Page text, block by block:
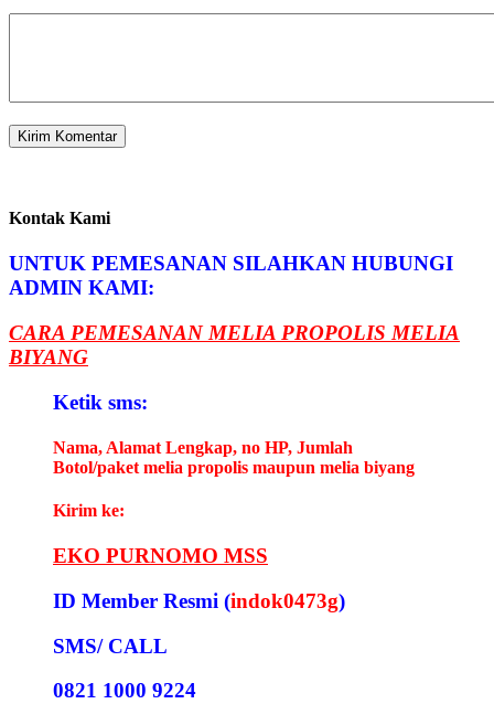
Kontak Kami
UNTUK PEMESANAN SILAHKAN HUBUNGI
ADMIN KAMI:
CARA PEMESANAN MELIA PROPOLIS MELIA
BIYANG
Ketik sms:
Nama, Alamat Lengkap, no HP, Jumlah
Botol/paket melia propolis maupun melia biyang
Kirim ke:
EKO PURNOMO MSS
ID Member Resmi (indok0473g)
SMS/ CALL
0821 1000 9224